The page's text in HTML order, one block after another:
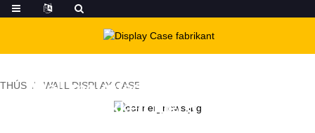
THÚS WALL DISPLAY CASE
Wall mounted display case foar
sammelstikken mei 5 ferstelbere